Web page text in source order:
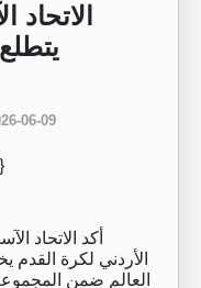
06-09
أكد الاتحاد
الأردني لكرة
العالم ضمن